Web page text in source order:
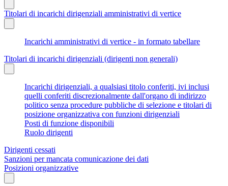
Titolari di incarichi dirigenziali amministrativi di vertice
Incarichi amministrativi di vertice - in formato tabellare
Titolari di incarichi dirigenziali (dirigenti non generali)
Incarichi dirigenziali, a qualsiasi titolo conferiti, ivi inclusi
quelli conferiti discrezionalmente dall'organo di indirizzo
politico senza procedure pubbliche di selezione e titolari di
posizione organizzativa con funzioni dirigenziali
Posti di funzione disponibili
Ruolo dirigenti
Dirigenti cessati
Sanzioni per mancata comunicazione dei dati
Posizioni organizzative